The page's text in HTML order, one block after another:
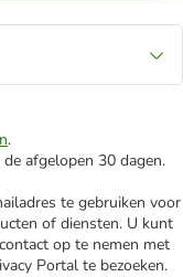
.
afgelopen 30 dagen.
te gebruiken voor
of diensten. U kunt
op te nemen met
Portal te bezoeken.